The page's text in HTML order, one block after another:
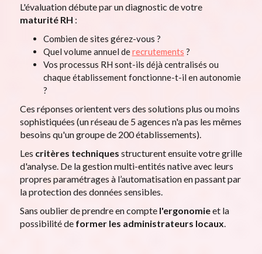
L'évaluation débute par un diagnostic de votre
maturité RH :
Combien de sites gérez-vous ?
Quel volume annuel derecrutements ?
Vos processus RH sont-ils déjà centralisés ou
chaque établissement fonctionne-t-il en autonomie
?
Ces réponses orientent vers des solutions plus ou moins
sophistiquées (un réseau de 5 agences n'a pas les mêmes
besoins qu'un groupe de 200 établissements).
Les critères techniques structurent ensuite votre grille
d'analyse. De la gestion multi-entités native avec leurs
propres paramétrages à l’automatisation en passant par
la protection des données sensibles.
Sans oublier de prendre en compte l'ergonomieet la
possibilité de former les administrateurs locaux